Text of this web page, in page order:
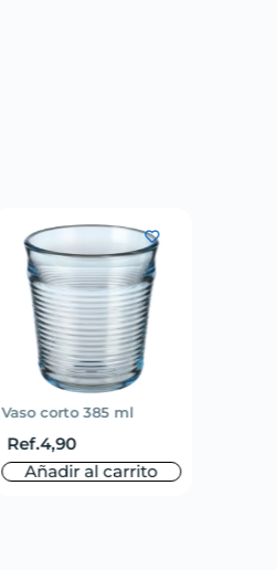
Vaso corto 385 ml
Ref.4,90
Añadir al carrito